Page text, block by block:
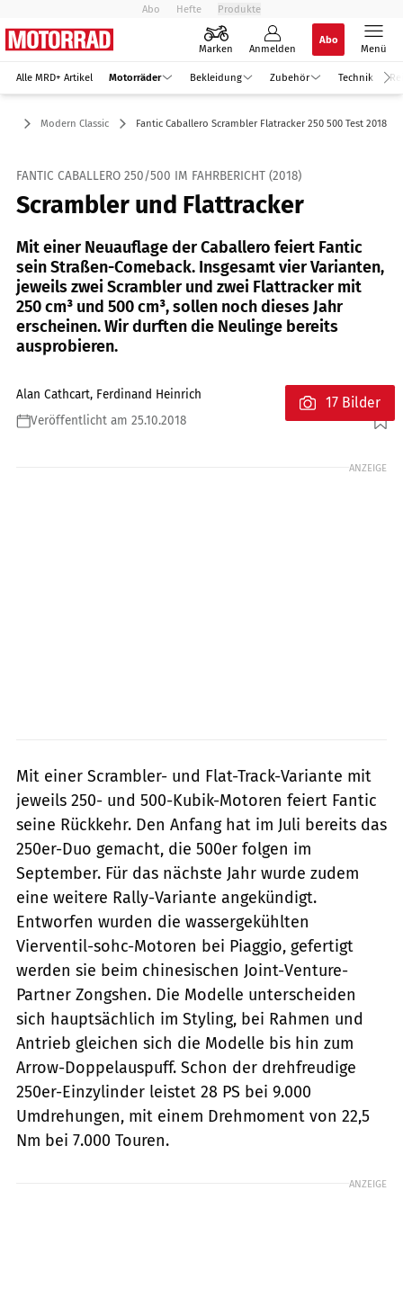
Abo Hefte Produkte
Marken Anmelden
Abo
Menü
Alle MRD+ Artikel Motorräder Bekleidung Zubehör Technik
Modern Classic Fantic Caballero Scrambler Flatracker 250 500 Test 2018
FANTIC CABALLERO 250/500 IM FAHRBERICHT (2018)
Scrambler und Flattracker
Mit einer Neuauflage der Caballero feiert Fantic
sein Straßen-Comeback. Insgesamt vier Varianten,
jeweils zwei Scrambler und zwei Flattracker mit
250 cm³ und 500 cm³, sollen noch dieses Jahr
erscheinen. Wir durften die Neulinge bereits
ausprobieren.
Alan Cathcart, Ferdinand Heinrich
Veröffentlicht am 25.10.2018
Foto: Kel Edge
17 Bilder
ANZEIGE
Mit einer Scrambler- und Flat-Track-Variante mit
jeweils 250- und 500-Kubik-Motoren feiert Fantic
seine Rückkehr. Den Anfang hat im Juli bereits das
250er-Duo gemacht, die 500er folgen im
September. Für das nächste Jahr wurde zudem
eine weitere Rally-Variante angekündigt.
Entworfen wurden die wassergekühlten
Vierventil-sohc-Motoren bei Piaggio, gefertigt
werden sie beim chinesischen Joint-Venture-
Partner Zongshen. Die Modelle unterscheiden
sich hauptsächlich im Styling, bei Rahmen und
Antrieb gleichen sich die Modelle bis hin zum
Arrow-Doppelauspuff. Schon der drehfreudige
250er-Einzylinder leistet 28 PS bei 9.000
Umdrehungen, mit einem Drehmoment von 22,5
Nm bei 7.000 Touren.
ANZEIGE